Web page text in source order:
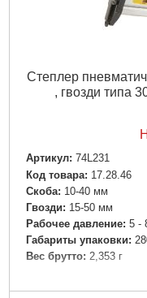
Степлер
, гвозди типа
Артикул: 74L231
Код товара: 17.28.46
Скоба: 10-40 мм
Гвозди: 15-50 мм
Рабочее давление: 5 -
Габариты упаковки:
Вес брутто: 2,353 г